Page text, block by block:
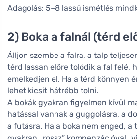
Adagolás: 5–8 lassú ismétlés
2) Boka a falnál (térd
Álljon szembe a falra, a talp
térd lassan előre tolódik a fal felé,
emelkedjen el. Ha a térd könnyen
lehet kicsit hátrébb tolni.
A bokák gyakran figyelmen kívül
hatással vannak a guggolásra, a
a futásra. Ha a boka nem enged, a